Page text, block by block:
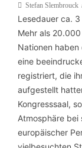
Stefan Slembrouck
Lesedauer ca. 3
Mehr als
Nationen haben
eine
registriert, die
aufgestellt
Kongresssaal,
Atmosphäre bei
europäischer